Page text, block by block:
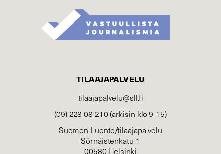
TILAAJAPALVELU
tilaajapalvelu@sll.fi
(09) 228 08 210 (arkisin klo 9-15)
Suomen Luonto/tilaajapalvelu
Sörnäistenkatu 1
00580 Helsinki